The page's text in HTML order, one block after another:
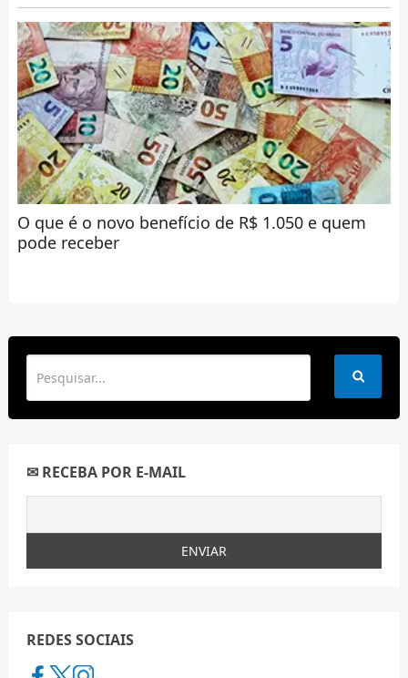
O que é o novo benefício de R$ 1.050 e quem
pode receber
✉ RECEBA POR E-MAIL
REDES SOCIAIS